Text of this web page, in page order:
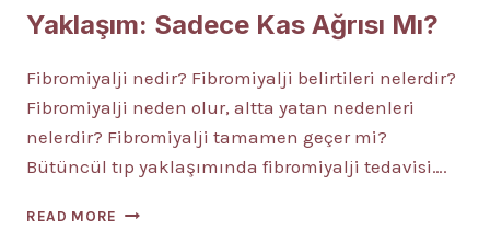
Yaklaşım: Sadece Kas Ağrısı Mı?
Fibromiyalji nedir? Fibromiyalji belirtileri nelerdir?
Fibromiyalji neden olur, altta yatan nedenleri
nelerdir? Fibromiyalji tamamen geçer mi?
Bütüncül tıp yaklaşımında fibromiyalji tedavisi….
READ MORE FIBROMIYALJIYE